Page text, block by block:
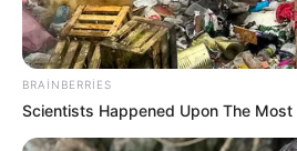
BRAINBERRIES
Scientists Happened Upon The